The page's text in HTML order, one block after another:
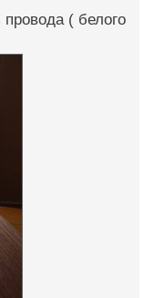
( белого